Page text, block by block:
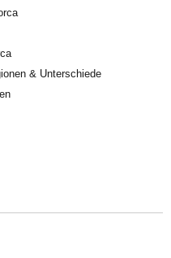
& Unterschiede